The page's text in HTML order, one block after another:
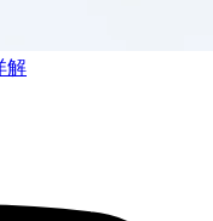
解